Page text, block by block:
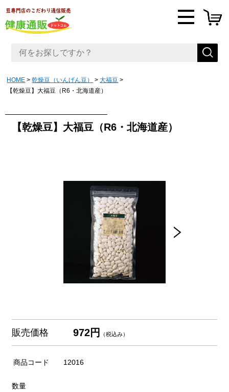
HOME 乾燥豆（いんげん豆）
大福豆
【乾燥豆】大福豆（R6・北海道産）
【乾燥豆】大福豆（R6・北海道産）
販売価格 972円 （税込み）
商品コード 12016
数量